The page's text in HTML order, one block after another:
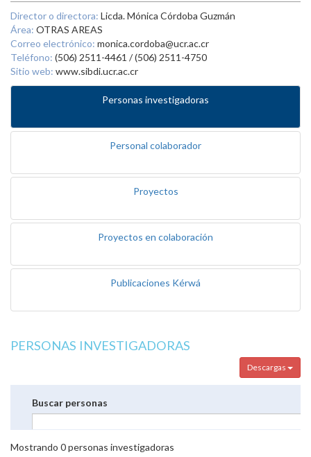
Director o directora: Licda. Mónica Córdoba Guzmán
Área: OTRAS AREAS
Correo electrónico: monica.cordoba@ucr.ac.cr
Teléfono: (506) 2511-4461 / (506) 2511-4750
Sitio web: www.sibdi.ucr.ac.cr
Personas investigadoras
Personal colaborador
Proyectos
Proyectos en colaboración
Publicaciones Kérwá
PERSONAS INVESTIGADORAS
Descargas
Buscar personas
Mostrando 0personas investigadoras